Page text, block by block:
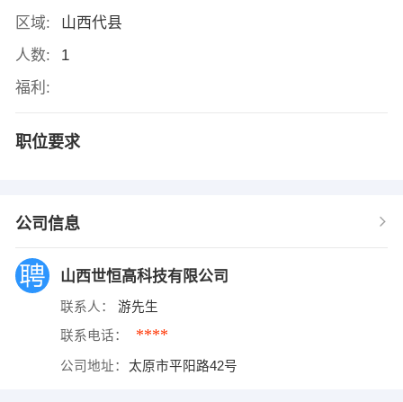
区域:
山西代县
人数:
1
福利:
职位要求
公司信息
山西世恒高科技有限公司
联系人： 游先生
联系电话： ****
公司地址： 太原市平阳路42号